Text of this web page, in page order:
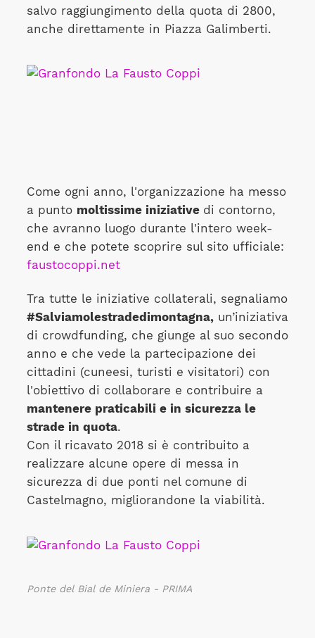
salvo raggiungimento della quota di 2800,
anche direttamente in Piazza Galimberti.
Come ogni anno, l'organizzazione ha messo
a punto moltissime iniziative di contorno,
che avranno luogo durante l'intero week-
end e che potete scoprire sul sito ufficiale:
faustocoppi.net
Tra tutte le iniziative collaterali, segnaliamo
#Salviamolestradedimontagna,un’iniziativa
di crowdfunding, che giunge al suo secondo
anno e che vede la partecipazione dei
cittadini (cuneesi, turisti e visitatori) con
l'obiettivo di collaborare e contribuire a
mantenere praticabili e in sicurezza le
strade in quota.
Con il ricavato 2018 si è contribuito a
realizzare alcune opere di messa in
sicurezza di due ponti nel comune di
Castelmagno, migliorandone la viabilità.
Ponte del Bial de Miniera - PRIMA